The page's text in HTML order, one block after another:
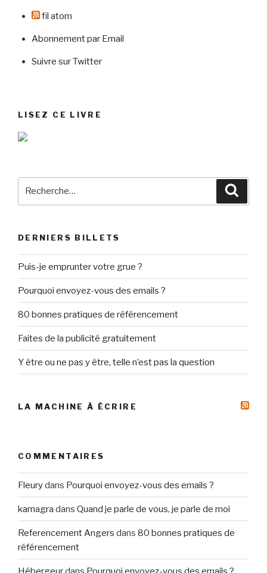
fil atom
Abonnement par Email
Suivre sur Twitter
LISEZ CE LIVRE
DERNIERS BILLETS
Puis-je emprunter votre grue ?
Pourquoi envoyez-vous des emails ?
80 bonnes pratiques de référencement
Faites de la publicité gratuitement
Y être ou ne pas y être, telle n’est pas la question
LA MACHINE À ÉCRIRE
COMMENTAIRES
Fleurydans Pourquoi envoyez-vous des emails ?
kamagra dans Quand je parle de vous, je parle de moi
Referencement Angers dans 80 bonnes pratiques de
référencement